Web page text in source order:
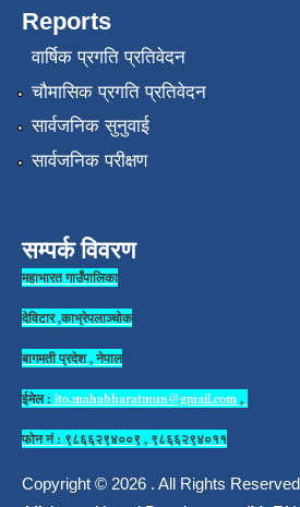
Reports
वार्षिक प्रगति प्रतिवेदन
चौमासिक प्रगति प्रतिवेदन
सार्वजनिक सुनुवाई
सार्वजनिक परीक्षण
सम्पर्क विवरण
महाभारत गाउँपालिका
देविटार ,काभ्रेपलाञ्चोक
बागमती प्रदेश , नेपाल
ईमेल : ito.mahabharatmun@gmail.com,
फोन नं : ९८६६२९४००९ , ९८६६२९४०११
Copyright © 2026 . All Rights